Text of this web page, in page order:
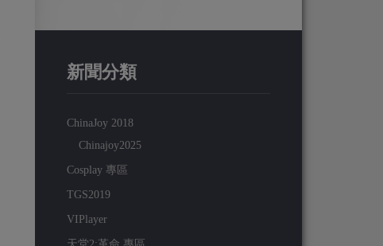
新聞分類
ChinaJoy 2018
Chinajoy2025
Cosplay 專區
TGS2019
VIPlayer